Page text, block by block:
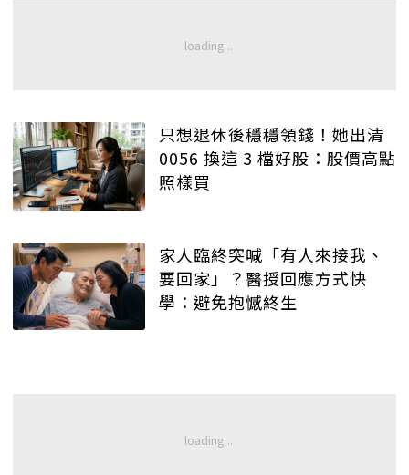
只想退休後穩穩領錢！她出清
0056 換這 3 檔好股：股價高點
照樣買
家人臨終突喊「有人來接我、
要回家」？醫授回應方式快
學：避免抱憾終生